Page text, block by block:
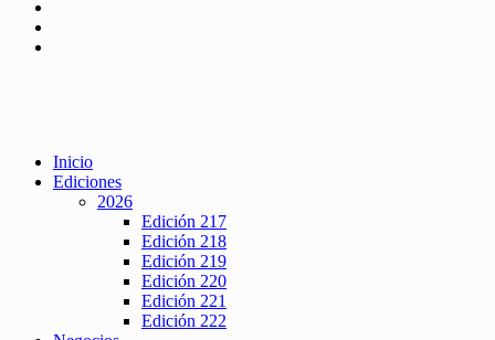
Inicio
Ediciones
2026
Edición 217
Edición 218
Edición 219
Edición 220
Edición 221
Edición 222